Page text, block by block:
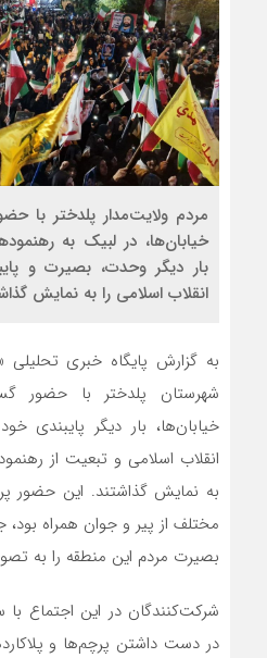
مردم ولایت‌مدار پلدختر با
خیابان‌ها، در لبیک به
بار دیگر وحدت، بصیرت و
انقلاب اسلامی را به نمایش
به گزارش پایگاه خبری تحلیلی
شهرستان پلدختر با حضور
خیابان‌ها، بار دیگر پایبندی
انقلاب اسلامی و تبعیت از
به نمایش گذاشتند. این حضور
مختلف از پیر و جوان همراه
بصیرت مردم این منطقه را به
شرکت‌کنندگان در این اجتماع با
در دست داشتن پرچم‌ها و